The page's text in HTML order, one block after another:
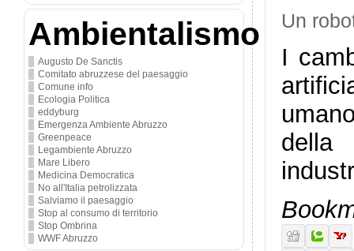
Ambientalismo
Augusto De Sanctis
Comitato abruzzese del paesaggio
Comune info
Ecologia Politica
eddyburg
Emergenza Ambiente Abruzzo
Greenpeace
Legambiente Abruzzo
Mare Libero
Medicina Democratica
No all'Italia petrolizzata
Salviamo il paesaggio
Stop al consumo di territorio
Stop Ombrina
WWF Abruzzo
Un
I
della